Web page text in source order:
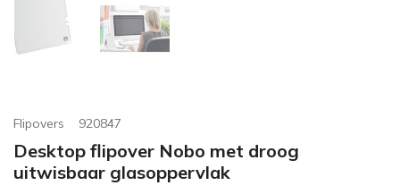
Flipovers 920847
Desktop flipover Nobo met droog
uitwisbaar glasoppervlak